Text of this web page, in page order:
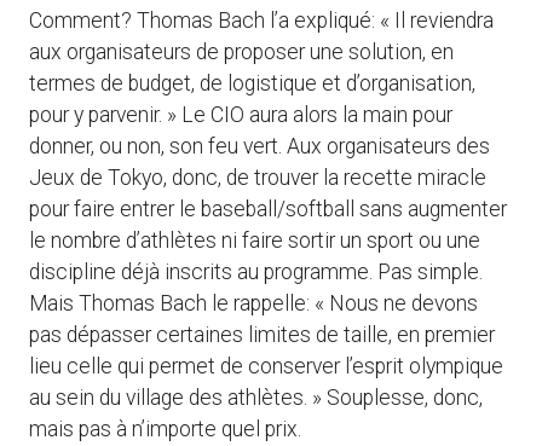
Comment? Thomas Bach l’a expliqué: « Il reviendra
aux organisateurs de proposer une solution, en
termes de budget, de logistique et d’organisation,
pour y parvenir. » Le CIO aura alors la main pour
donner, ou non, son feu vert. Aux organisateurs des
Jeux de Tokyo, donc, de trouver la recette miracle
pour faire entrer le baseball/softball sans augmenter
le nombre d’athlètes ni faire sortir un sport ou une
discipline déjà inscrits au programme. Pas simple.
Mais Thomas Bach le rappelle: « Nous ne devons
pas dépasser certaines limites de taille, en premier
lieu celle qui permet de conserver l’esprit olympique
au sein du village des athlètes. » Souplesse, donc,
mais pas à n’importe quel prix.